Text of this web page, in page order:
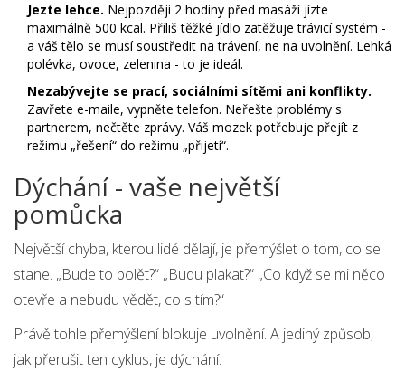
Jezte lehce. Nejpozději 2 hodiny před masáží jízte
maximálně 500 kcal. Příliš těžké jídlo zatěžuje trávicí systém -
a váš tělo se musí soustředit na trávení, ne na uvolnění. Lehká
polévka, ovoce, zelenina - to je ideál.
Nezabývejte se prací, sociálními sítěmi ani konflikty.
Zavřete e-maile, vypněte telefon. Neřešte problémy s
partnerem, nečtěte zprávy. Váš mozek potřebuje přejít z
režimu „řešení“ do režimu „přijetí“.
Dýchání - vaše největší
pomůcka
Největší chyba, kterou lidé dělají, je přemýšlet o tom, co se
stane. „Bude to bolět?“ „Budu plakat?“ „Co když se mi něco
otevře a nebudu vědět, co s tím?“
Právě tohle přemýšlení blokuje uvolnění. A jediný způsob,
jak přerušit ten cyklus, je dýchání.